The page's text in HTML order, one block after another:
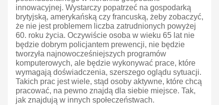
innowacyjnej. Wystarczy popatrzeć na gospodarką
brytyjską, amerykańską czy francuską, żeby zobaczyć,
że nie jest problemem liczba zatrudnionych powyżej
60. roku życia. Oczywiście osoba w wieku 65 lat nie
będzie dobrym policjantem prewencji, nie będzie
tworzyła najnowocześniejszych programów
komputerowych, ale będzie wykonywać prace, które
wymagają doświadczenia, szerszego oglądu sytuacji.
Takich prac jest wiele, stąd osoby aktywne, które chcą
pracować, na pewno znajdą dla siebie miejsce. Tak,
jak znajdują w innych społeczeństwach.